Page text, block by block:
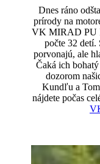
Dnes ráno
prírody na
VK MIRAD PU
počte 32 detí.
porvonajú, ale
Čaká ich
dozorom
Kundľu a
nájdete počas